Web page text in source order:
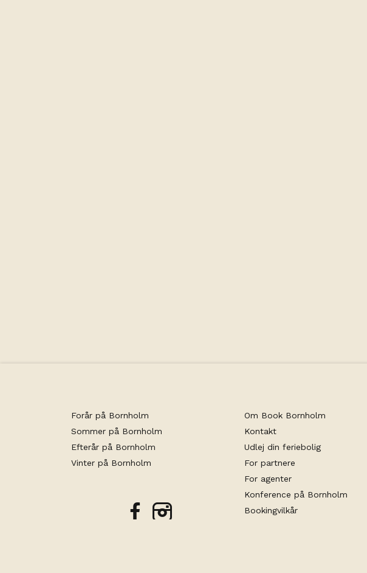
Forår på Bornholm
Sommer på Bornholm
Efterår på Bornholm
Vinter på Bornholm
facebookinstagram
Om Book Bornholm
Kontakt
Udlej din feriebolig
For partnere
For agenter
Konference på Bornholm
Bookingvilkår